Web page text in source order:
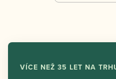
VÍCE NEŽ 35 LET NA